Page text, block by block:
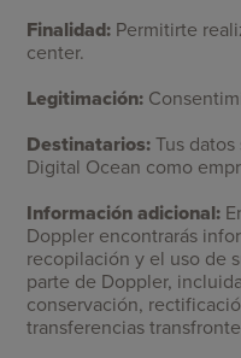
Finalidad: Permitirte
center.
Legitimación:
Destinatarios: Tus
Digital Ocean como
Información adicional:
Doppler encontrarás
recopilación y el uso de
parte de Doppler,
conservación,
transferencias